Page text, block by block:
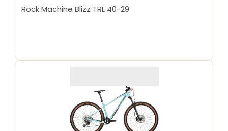
Rock Machine Blizz TRL 40-29